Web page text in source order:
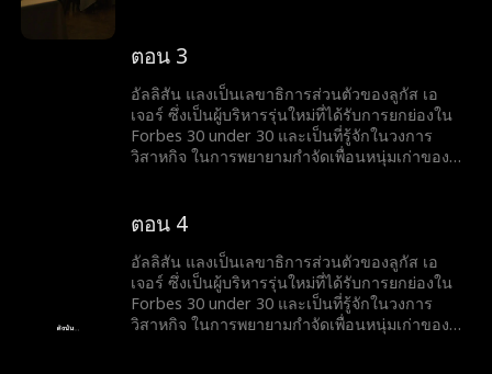
เจอร์ แต่เมื่อเหตุการณ์ไม่คาดคิดเกิดขึ้นและ
จะเกิดอะไรขึ้นกับเธอและลูกัส เอเจอร์ ว่าเขาจะไล่
เธอออกจากงานหรือไม่... หรือความลับจากอดีต
ของพวกเขาจะถูกเปิดเผยขึ้นมา
ตอน 3
อัลลิสัน แลงเป็นเลขาธิการส่วนตัวของลูกัส เอ
เจอร์ ซึ่งเป็นผู้บริหารรุ่นใหม่ที่ได้รับการยกย่องใน
Forbes 30 under 30 และเป็นที่รู้จักในวงการ
วิสาหกิจ ในการพยายามกำจัดเพื่อนหนุ่มเก่าของ
เจอร์ แต่เมื่อเหตุการณ์ไม่คาดคิดเกิดขึ้นและ
จะเกิดอะไรขึ้นกับเธอและลูกัส เอเจอร์ ว่าเขาจะไล่
เธอออกจากงานหรือไม่... หรือความลับจากอดีต
ของพวกเขาจะถูกเปิดเผยขึ้นมา
ตอน 4
อัลลิสัน แลงเป็นเลขาธิการส่วนตัวของลูกัส เอ
เจอร์ ซึ่งเป็นผู้บริหารรุ่นใหม่ที่ได้รับการยกย่องใน
Forbes 30 under 30 และเป็นที่รู้จักในวงการ
วิสาหกิจ ในการพยายามกำจัดเพื่อนหนุ่มเก่าของ